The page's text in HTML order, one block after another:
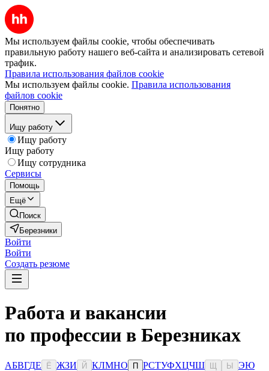
Мы используем файлы cookie, чтобы обеспечивать
правильную работу нашего веб-сайта и анализировать сетевой
трафик.
Правила использования файлов cookie
Мы используем файлы cookie. Правила использования
файлов cookie
Понятно
Ищу работу
Ищу работу
Ищу работу
Ищу сотрудника
Сервисы
Помощь
Ещё
Поиск
Березники
Войти
Войти
Создать резюме
Работа и вакансии
по профессии в Березниках
АБВГДЕ Ё ЖЗИ Й КЛМНО П РСТУФХЦЧШ Ы ЭЮ